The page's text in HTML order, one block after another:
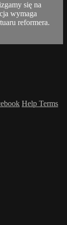
się na
wymaga
reformera.
Help Terms